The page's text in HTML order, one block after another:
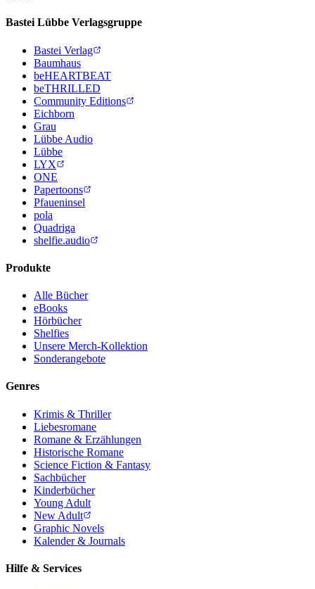
Bastei Lübbe Verlagsgruppe
Bastei Verlag
Baumhaus
beHEARTBEAT
beTHRILLED
Community Editions
Eichborn
Grau
Lübbe Audio
Lübbe
LYX
ONE
Papertoons
Pfaueninsel
pola
Quadriga
shelfie.audio
Produkte
Alle Bücher
eBooks
Hörbücher
Shelfies
Unsere Merch-Kollektion
Sonderangebote
Genres
Krimis & Thriller
Liebesromane
Romane & Erzählungen
Historische Romane
Science Fiction & Fantasy
Sachbücher
Kinderbücher
Young Adult
New Adult
Graphic Novels
Kalender & Journals
Hilfe & Services